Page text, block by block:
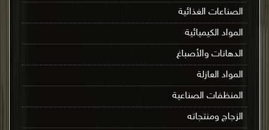
الصناعات الغذائية
المواد الكيميائية
الدهانات والأصباغ
المواد العازلة
المنظفات الصناعية
الزجاج ومنتجاته